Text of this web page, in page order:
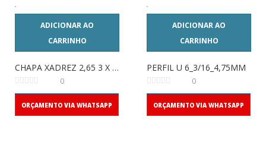
ADICIONAR AO
CARRINHO
CHAPA XADREZ 2,65 3 X 1,20
0
ORÇAMENTO VIA WHATSAPP
ADICIONAR AO
CARRINHO
PERFIL U 6_3/16_4,75MM
0
ORÇAMENTO VIA WHATSAPP